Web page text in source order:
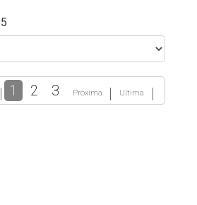
1 2 3 Próxima Ultima